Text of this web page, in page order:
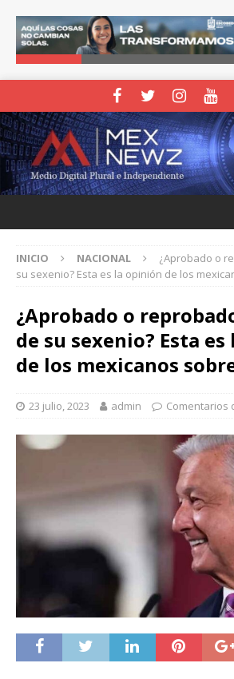
INICIO NACIONAL
¿Aprobado o
su sexenio? Esta es la opinión de los
¿Aprobado o
de su sexenio? Esta
de los mexicanos
23 julio, 2023 admin Comentarios